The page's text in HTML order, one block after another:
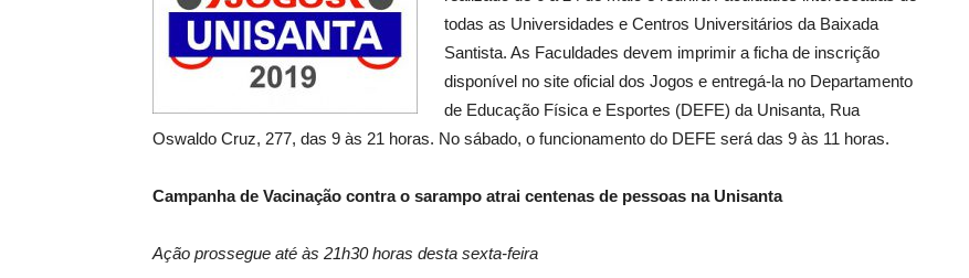
todas as Universidades e Centros Universitários da Baixada
Santista. As Faculdades devem imprimir a ficha de inscrição
disponível no site oficial dos Jogos e entregá-la no Departamento
de Educação Física e Esportes (DEFE) da Unisanta, Rua
Oswaldo Cruz, 277, das 9 às 21 horas. No sábado, o funcionamento do DEFE será das 9 às 11 horas.
Campanha de Vacinação contra o sarampo atrai centenas de pessoas na Unisanta
Ação prossegue até às 21h30 horas desta sexta-feira